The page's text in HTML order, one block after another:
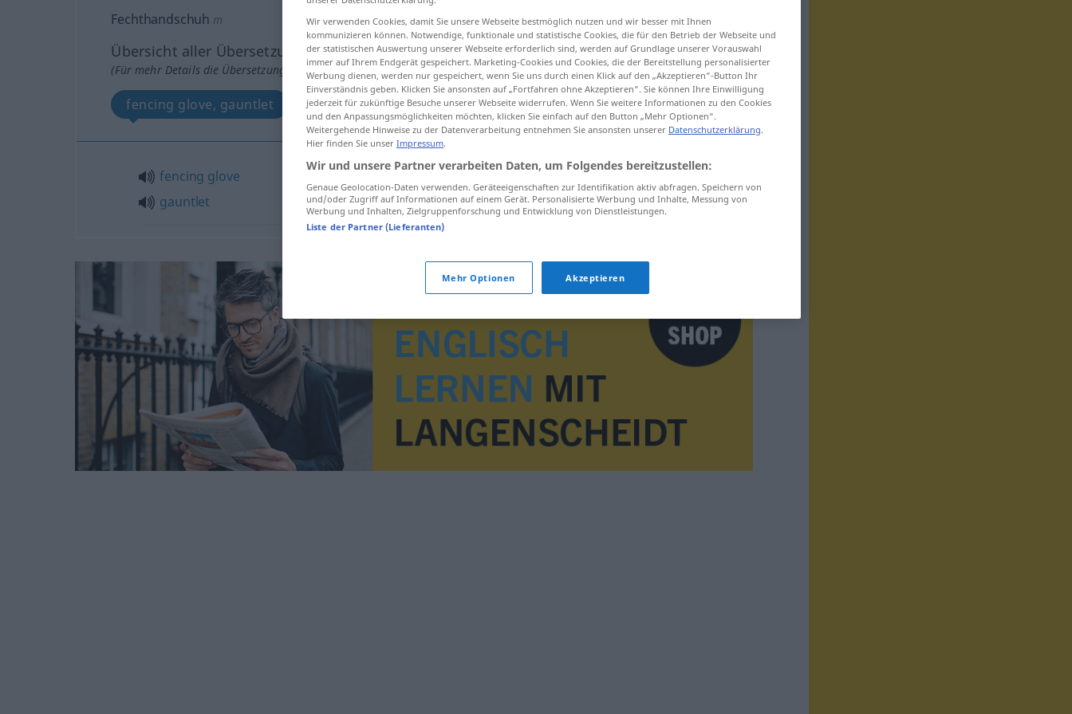
Fechthandschuh m
Übersicht aller Übersetzungen
(Für mehr Details die Übersetzung anklicken/antippen)
fencing glove, gauntlet
fencing glove
gauntlet
Fechthandschuh
Wir verwenden Cookies, damit Sie unsere Webseite bestmöglich nutzen und wir besser mit Ihnen
kommunizieren können. Notwendige, funktionale und statistische Cookies, die für den Betrieb der Webseite und
der statistischen Auswertung unserer Webseite erforderlich sind, werden auf Grundlage unserer Vorauswahl
immer auf Ihrem Endgerät gespeichert. Marketing-Cookies und Cookies, die der Bereitstellung personalisierter
Werbung dienen, werden nur gespeichert, wenn Sie uns durch einen Klick auf den „Akzeptieren“-Button Ihr
Einverständnis geben. Klicken Sie ansonsten auf „Fortfahren ohne Akzeptieren“. Sie können Ihre Einwilligung
jederzeit für zukünftige Besuche unserer Webseite widerrufen. Wenn Sie weitere Informationen zu den Cookies
und den Anpassungsmöglichkeiten möchten, klicken Sie einfach auf den Button „Mehr Optionen“.
Weitergehende Hinweise zu der Datenverarbeitung entnehmen Sie ansonsten unserer Datenschutzerklärung.
Hier finden Sie unser Impressum.
Wir und unsere Partner verarbeiten Daten, um Folgendes bereitzustellen:
Genaue Geolocation-Daten verwenden. Geräteeigenschaften zur Identifikation aktiv abfragen. Speichern von
und/oder Zugriff auf Informationen auf einem Gerät. Personalisierte Werbung und Inhalte, Messung von
Werbung und Inhalten, Zielgruppenforschung und Entwicklung von Dienstleistungen.
Liste der Partner (Lieferanten)
Mehr Optionen Akzeptieren